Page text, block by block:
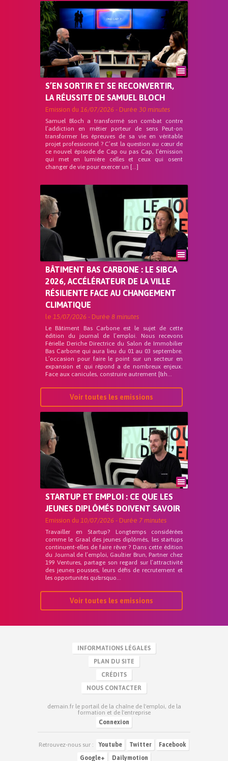
S’EN SORTIR ET SE RECONVERTIR,
LA RÉUSSITE DE SAMUEL BLOCH
Emission du 16/07/2026 - Durée 30 minutes
Samuel Bloch a transformé son combat contre
l’addiction en métier porteur de sens Peut-on
transformer les épreuves de sa vie en véritable
projet professionnel ? C’est la question au cœur de
ce nouvel épisode de Cap ou pas Cap, l’émission
qui met en lumière celles et ceux qui osent
changer de vie pour exercer un […]
BÂTIMENT BAS CARBONE : LE SIBCA
2026, ACCÉLÉRATEUR DE LA VILLE
RÉSILIENTE FACE AU CHANGEMENT
CLIMATIQUE
le 15/07/2026 - Durée 8 minutes
Le Bâtiment Bas Carbone est le sujet de cette
édition du journal de l’emploi. Nous recevons
Férielle Deriche Directrice du Salon de Immobilier
Bas Carbone qui aura lieu du 01 au 03 septembre.
L’occasion pour faire le point sur un secteur en
expansion et qui répond a de nombreux enjeux.
Face aux canicules, construire autrement [&h...
Voir toutes les emissions
STARTUP ET EMPLOI : CE QUE LES
JEUNES DIPLÔMÉS DOIVENT SAVOIR
Emission du 10/07/2026 - Durée 7 minutes
Travailler en Startup? Longtemps considérées
comme le Graal des jeunes diplômés, les startups
continuent-elles de faire rêver ? Dans cette édition
du Journal de l’emploi, Gaultier Brun, Partner chez
199 Ventures, partage son regard sur l’attractivité
des jeunes pousses, leurs défis de recrutement et
les opportunités qu&rsquo...
Voir toutes les emissions
INFORMATIONS LÉGALES
PLAN DU SITE
CRÉDITS
NOUS CONTACTER
demain.fr le portail de la chaîne de l'emploi, de la
formation et de l'entreprise
Connexion
Retrouvez-nous sur : Youtube Twitter
Facebook
Google+
Dailymotion